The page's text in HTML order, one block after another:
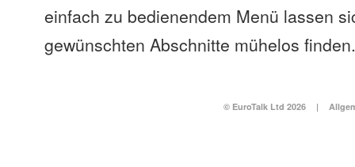
einfach zu bedienendem Menü lassen
gewünschten Abschnitte mühelos finden.
© EuroTalk Ltd 2026 |